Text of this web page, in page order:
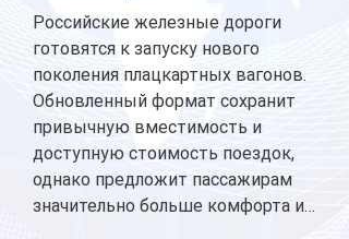
Российские железные дороги
готовятся к запуску нового
поколения плацкартных вагонов.
Обновленный формат сохранит
привычную вместимость и
доступную стоимость поездок,
однако предложит пассажирам
значительно больше комфорта и